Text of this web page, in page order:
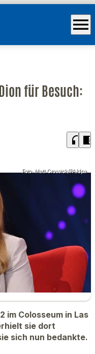
menu
für Besuch:
headphones chrome_reader_mode
Foto: Matt Crossick/PA/dpa
im Colosseum in Las
sie dort
sich nun bedankte.